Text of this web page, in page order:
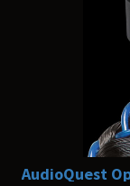
AudioQuest